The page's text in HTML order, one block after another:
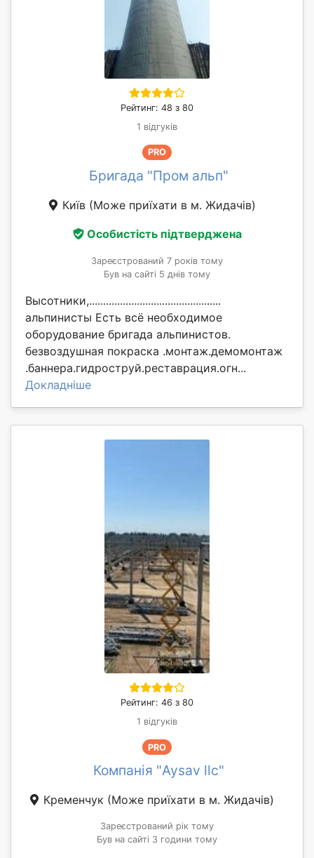
Рейтинг: 48 з 80
1 відгуків
PRO
Бригада "Пром альп"
Київ (Може приїхати в м. Жидачів)
Особистість підтверджена
Зареєстрований 7 років тому
Був на сайті 5 днів тому
Высотники,...............................................
альпинисты Есть всё необходимое
оборудование бригада альпинистов.
безвоздушная покраска .монтаж.демомонтаж
.баннера.гидроструй.реставрация.огн...
Докладніше
Рейтинг: 46 з 80
1 відгуків
PRO
Компанія "Aysav llc"
Кременчук (Може приїхати в м. Жидачів)
Зареєстрований рік тому
Був на сайті 3 години тому